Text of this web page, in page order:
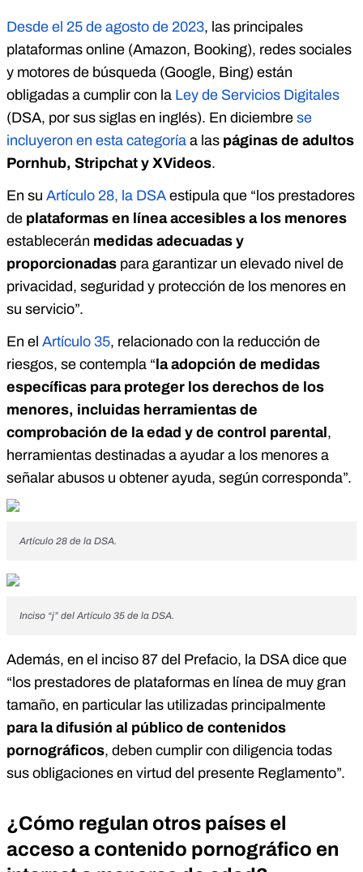
Desde el 25 de agosto de 2023, las principales
plataformas online (Amazon, Booking), redes sociales
y motores de búsqueda (Google, Bing) están
obligadas a cumplir con la Ley de Servicios Digitales
(DSA, por sus siglas en inglés). En diciembre se
incluyeron en esta categoría a las páginas de adultos
Pornhub, Stripchat y XVideos.
En su Artículo 28, la DSA estipula que “los prestadores
de plataformas en línea accesibles a los menores
establecerán medidas adecuadas y
proporcionadas para garantizar un elevado nivel de
privacidad, seguridad y protección de los menores en
su servicio”.
En el Artículo 35, relacionado con la reducción de
riesgos, se contempla “ la adopción de medidas
específicas para proteger los derechos de los
menores, incluidas herramientas de
comprobación de la edad y de control parental ,
herramientas destinadas a ayudar a los menores a
señalar abusos u obtener ayuda, según corresponda”.
Artículo 28 de la DSA.
Inciso “j” del Artículo 35 de la DSA.
Además, en el inciso 87 del Prefacio, la DSA dice que
“los prestadores de plataformas en línea de muy gran
tamaño, en particular las utilizadas principalmente
para la difusión al público de contenidos
pornográficos, deben cumplir con diligencia todas
sus obligaciones en virtud del presente Reglamento”.
¿Cómo regulan otros países el
acceso a contenido pornográfico en